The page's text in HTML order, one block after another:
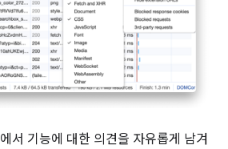
에서 기능에 대한 의견을 자유롭게 남겨